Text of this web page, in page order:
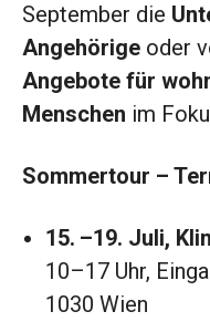
September die
Angehörige oder
Angebote für
Menschen im
Sommertour –
15. –19. Juli,
10–17 Uhr,
1030 Wien